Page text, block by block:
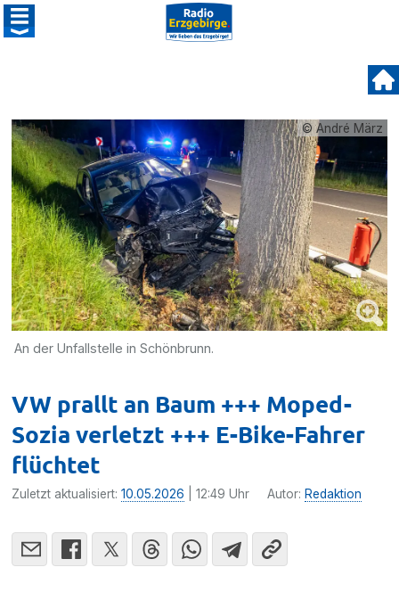
© André März
An der Unfallstelle in Schönbrunn.
VW prallt an Baum +++ Moped-
Sozia verletzt +++ E-Bike-Fahrer
flüchtet
Zuletzt aktualisiert:10.05.2026 | 12:49 Uhr Autor: Redaktion